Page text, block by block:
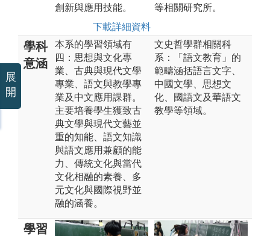
創新與應用技能。
下載詳細資料
等相關研究所。
學科
意涵
本系的學習領域有
四：思想與文化專
業、古典與現代文學
專業、語文與教學專
業及中文應用課群。
主要培養學生獲致古
典文學與現代文藝並
重的知能、語文知識
與語文應用兼顧的能
力、傳統文化與當代
文化相融的素養、多
元文化與國際視野並
融的涵養。
文史哲學群相關科
系：「語文教育」的
範疇涵括語言文字、
中國文學、思想文
化、國語文及華語文
教學等領域。
學習
展
開